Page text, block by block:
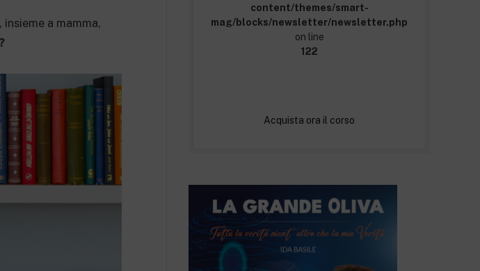
a mamma,
content/themes/smart-
mag/blocks/newsletter/newsletter.php
on line
122
Acquista ora il corso